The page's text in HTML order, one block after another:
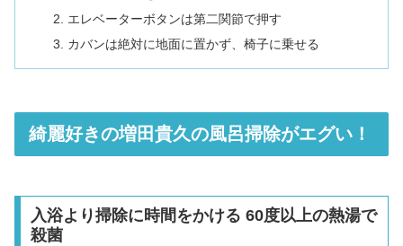
エレベーターボタンは第二関節で押す
カバンは絶対に地面に置かず、椅子に乗せる
綺麗好きの増田貴久の風呂掃除がエグい！
入浴より掃除に時間をかける 60度以上の熱湯で
殺菌